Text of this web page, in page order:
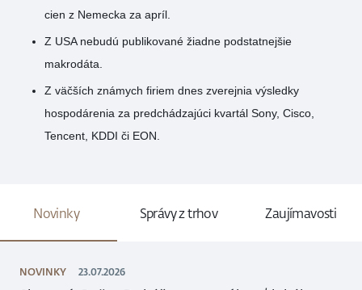
cien z Nemecka za apríl.
Z USA nebudú publikované žiadne podstatnejšie
makrodáta.
Z väčších známych firiem dnes zverejnia výsledky
hospodárenia za predchádzajúci kvartál Sony, Cisco,
Tencent, KDDI či EON.
Novinky Správy z trhov Zaujímavosti
NOVINKY 23.07.2026